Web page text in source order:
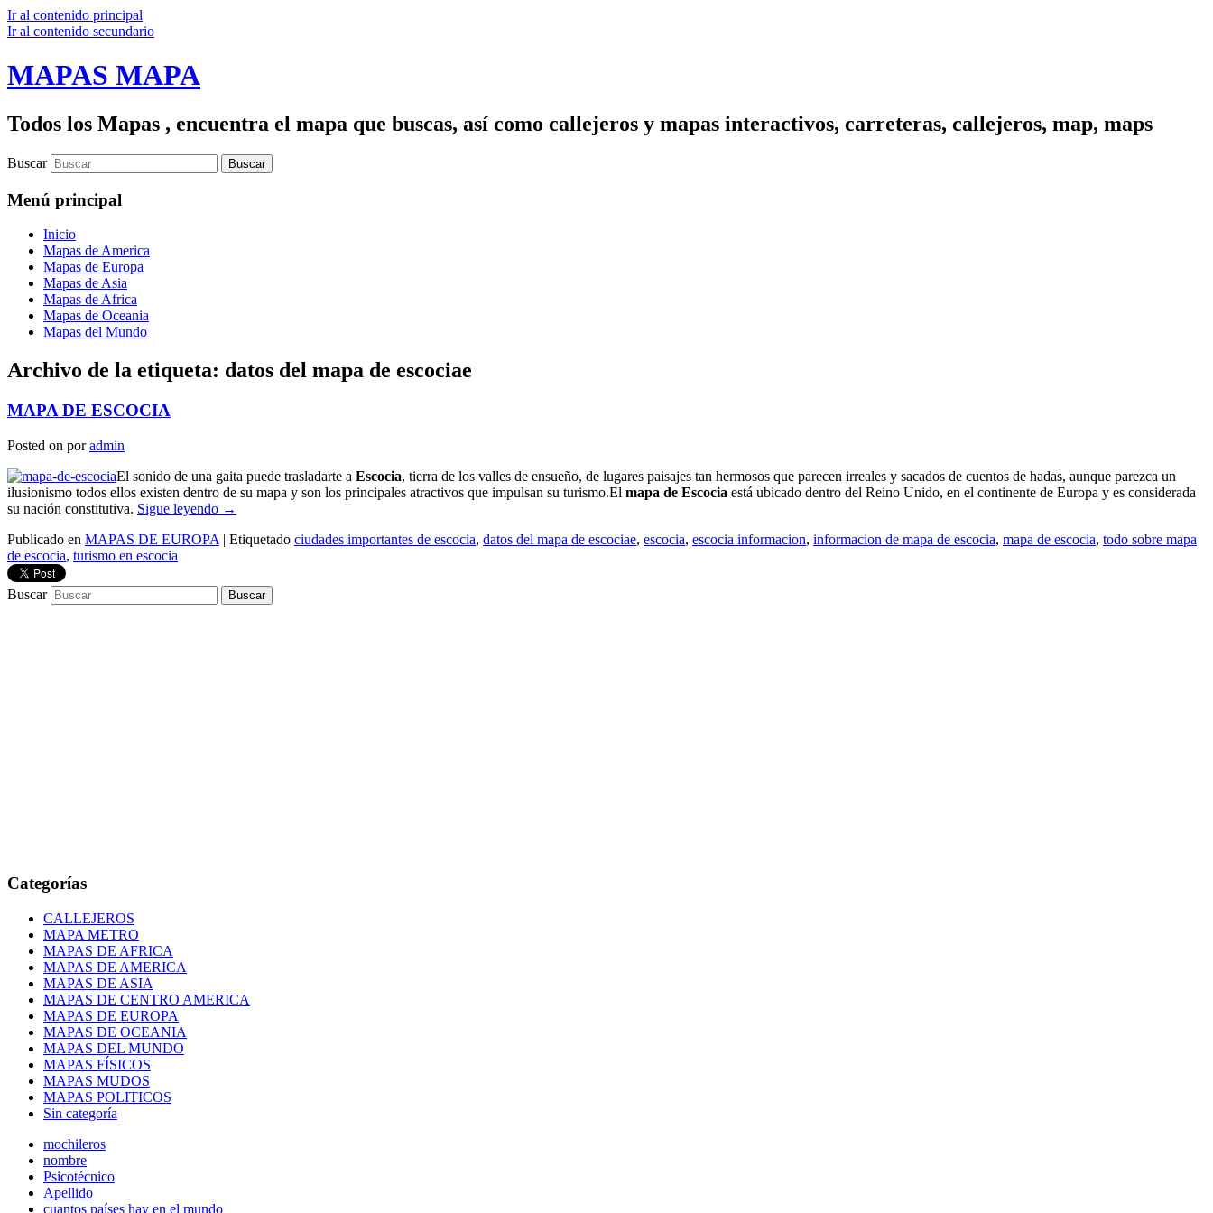
Ir al contenido principal
Ir al contenido secundario
MAPAS MAPA
Todos los Mapas , encuentra el mapa que buscas, así como callejeros y mapas interactivos, carreteras, callejeros, map, maps
Buscar
Menú principal
Inicio
Mapas de America
Mapas de Europa
Mapas de Asia
Mapas de Africa
Mapas de Oceania
Mapas del Mundo
Archivo de la etiqueta: datos del mapa de escociae
MAPA DE ESCOCIA
Posted on poradmin
El sonido de una gaita puede trasladarte a Escocia, tierra de los valles de ensueño, de lugares paisajes tan hermosos que parecen irreales y sacados de cuentos de hadas, aunque parezca un
ilusionismo todos ellos existen dentro de su mapa y son los principales atractivos que impulsan su turismo.El mapa de Escocia está ubicado dentro del Reino Unido, en el continente de Europa y es considerada
su nación constitutiva. Sigue leyendo →
Publicado en MAPAS DE EUROPA | Etiquetado ciudades importantes de escocia, datos del mapa de escociae, escocia, escocia informacion, informacion de mapa de escocia, mapa de escocia, todo sobre mapa
de escocia, turismo en escocia
Buscar
Categorías
CALLEJEROS
MAPA METRO
MAPAS DE AFRICA
MAPAS DE AMERICA
MAPAS DE ASIA
MAPAS DE CENTRO AMERICA
MAPAS DE EUROPA
MAPAS DE OCEANIA
MAPAS DEL MUNDO
MAPAS FÍSICOS
MAPAS MUDOS
MAPAS POLITICOS
Sin categoría
mochileros
nombre
Psicotécnico
Apellido
cuantos países hay en el mundo